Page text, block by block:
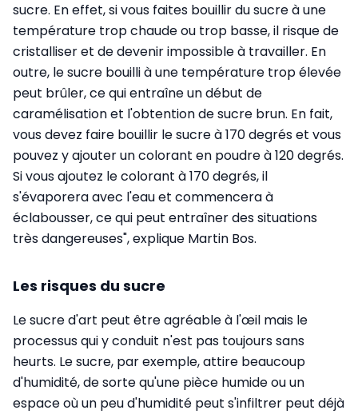
sucre. En effet, si vous faites bouillir du sucre à une
température trop chaude ou trop basse, il risque de
cristalliser et de devenir impossible à travailler. En
outre, le sucre bouilli à une température trop élevée
peut brûler, ce qui entraîne un début de
caramélisation et l'obtention de sucre brun. En fait,
vous devez faire bouillir le sucre à 170 degrés et vous
pouvez y ajouter un colorant en poudre à 120 degrés.
Si vous ajoutez le colorant à 170 degrés, il
s'évaporera avec l'eau et commencera à
éclabousser, ce qui peut entraîner des situations
très dangereuses", explique Martin Bos.
Les risques du sucre
Le sucre d'art peut être agréable à l'œil mais le
processus qui y conduit n'est pas toujours sans
heurts. Le sucre, par exemple, attire beaucoup
d'humidité, de sorte qu'une pièce humide ou un
espace où un peu d'humidité peut s'infiltrer peut déjà